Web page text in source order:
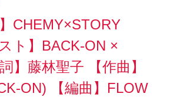
CHEMY×STORY
ト】BACK-ON ×
】藤林聖子 【作曲】
ON) 【編曲】FLOW